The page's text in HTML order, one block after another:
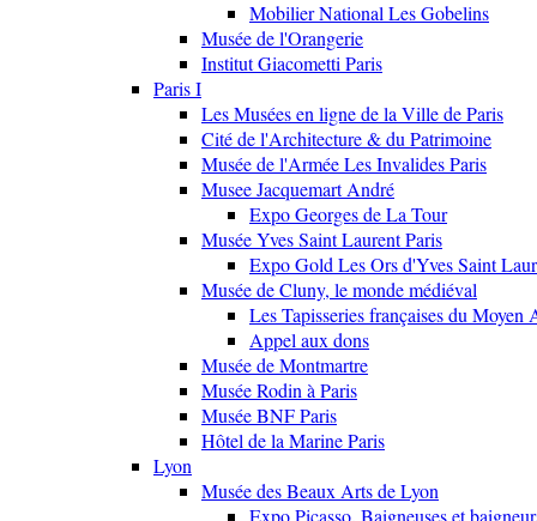
Mobilier National Les Gobelins
Musée de l'Orangerie
Institut Giacometti Paris
Paris I
Les Musées en ligne de la Ville de Paris
Cité de l'Architecture & du Patrimoine
Musée de l'Armée Les Invalides Paris
Musee Jacquemart André
Expo Georges de La Tour
Musée Yves Saint Laurent Paris
Expo Gold Les Ors d'Yves Saint
Musée de Cluny, le monde médiéval
Les Tapisseries françaises du Moyen
Appel aux dons
Musée de Montmartre
Musée Rodin à Paris
Musée BNF Paris
Hôtel de la Marine Paris
Lyon
Musée des Beaux Arts de Lyon